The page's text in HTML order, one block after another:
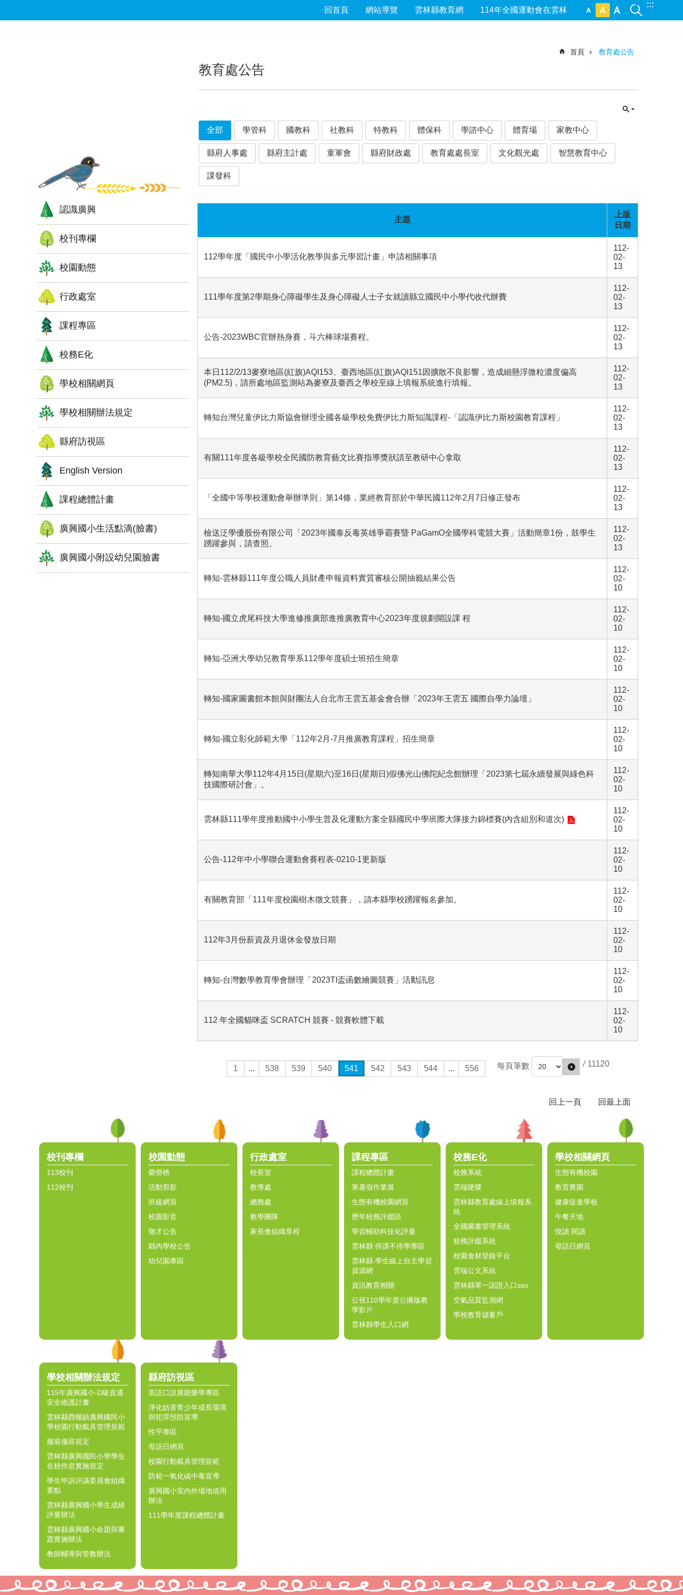
:::
回首頁 網站導覽 雲林縣教育網 114年全國運動會在雲林
認識廣興
校刊專欄
校園動態
行政處室
課程專區
校務E化
學校相關網頁
學校相關辦法規定
縣府訪視區
English Version
課程總體計畫
廣興國小生活點滴(臉書)
廣興國小附設幼兒園臉書
首頁 教育處公告
教育處公告
全部 學管科 國教科 社教科 特教科 體保科 學諮中心 體育場 家教中心
縣府人事處 縣府主計處 童軍會 縣府財政處 教育處處長室 文化觀光處 智慧教育中心
課發科
主題
上版
日期
112學年度「國民中小學活化教學與多元學習計畫」申請相關事項
112-
02-
13
111學年度第2學期身心障礙學生及身心障礙人士子女就讀縣立國民中小學代收代辦費
112-
02-
13
公告-2023WBC官辦熱身賽，斗六棒球場賽程。
112-
02-
13
本日112/2/13麥寮地區(紅旗)AQI153、臺西地區(紅旗)AQI151因擴散不良影響，造成細懸浮微粒濃度偏高
(PM2.5)，請所處地區監測站為麥寮及臺西之學校至線上填報系統進行填報。
112-
02-
13
轉知台灣兒童伊比力斯協會辦理全國各級學校免費伊比力斯知識課程-「認識伊比力斯校園教育課程」
112-
02-
13
有關111年度各級學校全民國防教育藝文比賽指導獎狀請至教研中心拿取
112-
02-
13
「全國中等學校運動會舉辦準則」第14條，業經教育部於中華民國112年2月7日修正發布
112-
02-
13
檢送泛學優股份有限公司「2023年國泰反毒英雄爭霸賽暨 PaGamO全國學科電競大賽」活動簡章1份，鼓學生
踴躍參與，請查照。
112-
02-
13
轉知-雲林縣111年度公職人員財產申報資料實質審核公開抽籤結果公告
112-
02-
10
轉知-國立虎尾科技大學進修推廣部進推廣教育中心2023年度規劃開設課 程
112-
02-
10
轉知-亞洲大學幼兒教育學系112學年度碩士班招生簡章
112-
02-
10
轉知-國家圖書館本館與財團法人台北市王雲五基金會合辦「2023年王雲五 國際自學力論壇」
112-
02-
10
轉知-國立彰化師範大學「112年2月-7月推廣教育課程」招生簡章
112-
02-
10
轉知南華大學112年4月15日(星期六)至16日(星期日)假佛光山佛陀紀念館辦理「2023第七屆永續發展與綠色科
技國際研討會」。
112-
02-
10
雲林縣111學年度推動國中小學生普及化運動方案全縣國民中學班際大隊接力錦標賽(內含組別和道次)
112-
02-
10
公告-112年中小學聯合運動會賽程表-0210-1更新版
112-
02-
10
有關教育部「111年度校園樹木徵文競賽」，請本縣學校踴躍報名參加。
112-
02-
10
112年3月份薪資及月退休金發放日期
112-
02-
10
轉知-台灣數學教育學會辦理「2023TI盃函數繪圖競賽」活動訊息
112-
02-
10
112 年全國貓咪盃 SCRATCH 競賽 - 競賽軟體下載
112-
02-
10
1 ... 538 539 540 541 542 543 544 ... 556 每頁筆數 / 11120
回上一頁 回最上面
校刊專欄
113校刊
112校刊
校園動態
榮譽榜
活動剪影
班級網頁
校園影音
徵才公告
縣內學校公告
幼兒園專區
行政處室
校長室
教導處
總務處
教學團隊
家長會組織章程
課程專區
課程總體計畫
寒暑假作業展
生態有機校園網頁
歷年校務評鑑區
學習輔助科技化評量
雲林縣 停課不停學專區
雲林縣 學生線上自主學習
資源網
資訊教育相關
公視110學年度公播版教
學影片
雲林縣學生入口網
校務E化
校務系統
雲端硬碟
雲林縣教育處線上填報系
統
全國圖書管理系統
校務評鑑系統
校園食材登錄平台
雲端公文系統
雲林縣單一認證入口sso
空氣品質監測網
學校教育儲蓄戶
學校相關網頁
生態有機校園
教育農園
健康促進學校
午餐天地
悅讀 閱讀
母語日網頁
學校相關辦法規定
115年廣興國小-D級資通
安全維護計畫
雲林縣西螺鎮廣興國民小
學校園行動載具管理規範
服裝儀容規定
雲林縣廣興國民小學學生
在校作息實施規定
學生申訴評議委員會組織
要點
雲林縣廣興國小學生成績
評量辦法
雲林縣廣興國小命題與審
題實施辦法
教師輔導與管教辦法
縣府訪視區
英語口說展能樂學專區
淨化妨害青少年成長環境
與犯罪預防宣導
性平專區
母語日網頁
校園行動載具管理規範
防範一氧化碳中毒宣導
廣興國小室內外場地借用
辦法
111學年度課程總體計畫